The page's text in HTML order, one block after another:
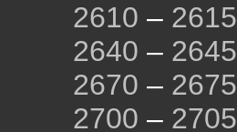
2610 – 2615
2640 – 2645
2670 – 2675
2700 – 2705